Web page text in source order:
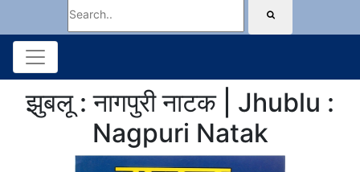
झुबलू : नागपुरी नाटक | Jhublu :
Nagpuri Natak